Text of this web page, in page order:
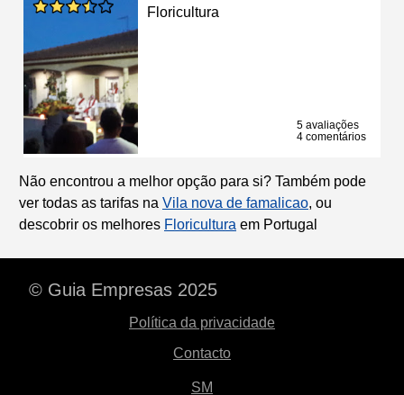
Floricultura
5 avaliações
4 comentários
Não encontrou a melhor opção para si? Também pode
ver todas as tarifas na Vila nova de famalicao, ou
descobrir os melhores Floricultura em Portugal
© Guia Empresas 2025
Política da privacidade
Contacto
SM